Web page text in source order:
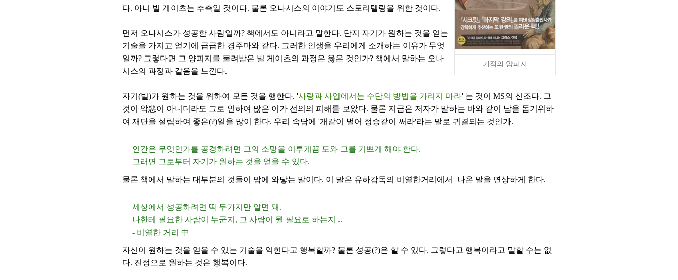
기적의 양피지
다. 아니 빌 게이츠는 추측일 것이다. 물론 오나시스의 이야기도 스토리텔링을 위한 것이다.
먼저 오나시스가 성공한 사람일까? 책에서도 아니라고 말한다. 단지 자기가 원하는 것을 얻는
기술을 가지고 얻기에 급급한 경주마와 같다. 그러한 인생을 우리에게 소개하는 이유가 무엇
일까? 그렇다면 그 양피지를 물려받은 빌 게이츠의 과정은 옳은 것인가? 책에서 말하는 오나
시스의 과정과 같음을 느낀다.
자기(빌)가 원하는 것을 위하여 모든 것을 행한다. '사랑과 사업에서는 수단의 방법을 가리지 마라' 는 것이 MS의 신조다. 그
것이 악惡이 아니더라도 그로 인하여 많은 이가 선의의 피해를 보았다. 물론 지금은 저자가 말하는 바와 같이 남을 돕기위하
여 재단을 설립하여 좋은(?)일을 많이 한다. 우리 속담에 '개같이 벌어 정승같이 써라'라는 말로 귀결되는 것인가.
인간은 무엇인가를 공경하려면 그의 소망을 이루게끔 도와 그를 기쁘게 해야 한다.
그러면 그로부터 자기가 원하는 것을 얻을 수 있다.
물론 책에서 말하는 대부분의 것들이 맘에 와닿는 말이다. 이 말은 유하감독의 비열한거리에서 나온 말을 연상하게 한다.
세상에서 성공하려면 딱 두가지만 알면 돼.
나한테 필요한 사람이 누군지, 그 사람이 뭘 필요로 하는지 ..
- 비열한 거리 中
자신이 원하는 것을 얻을 수 있는 기술을 익힌다고 행복할까? 물론 성공(?)은 할 수 있다. 그렇다고 행복이라고 말할 수는 없
다. 진정으로 원하는 것은 행복이다.